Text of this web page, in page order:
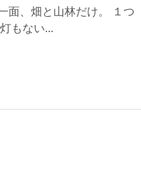
面、畑と山林だけ。 １つ
もない...